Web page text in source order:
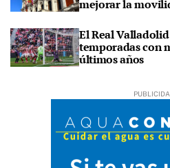
mejorar la
El Real
temporadas con
últimos años